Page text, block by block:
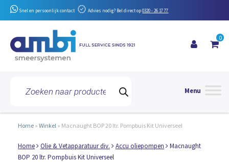
Snel en persoonlijk contact Advies nodig? Bel direct op0320 - 26 17 77
zoeken
0
Home » Winkel » Macnaught BOP 20 ltr. Pompbuis Kit Universeel
Home Olie & Vetapparatuur div. Accu oliepompen
Macnaught
BOP 20 ltr. Pompbuis Kit Universeel